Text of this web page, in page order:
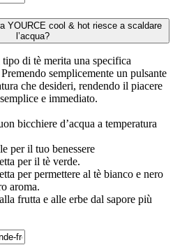
YOURCE cool & hot riesce a scaldare
l’acqua?
di tè merita una specifica
semplicemente un pulsante
che desideri, rendendo il piacere
e immediato.
bicchiere d’acqua a temperatura
per il tuo benessere
per il tè verde.
per permettere al tè bianco e nero
aroma.
frutta e alle erbe dal sapore più